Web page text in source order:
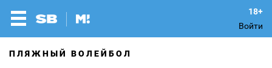
Войти
ПЛЯЖНЫЙ ВОЛЕЙБОЛ